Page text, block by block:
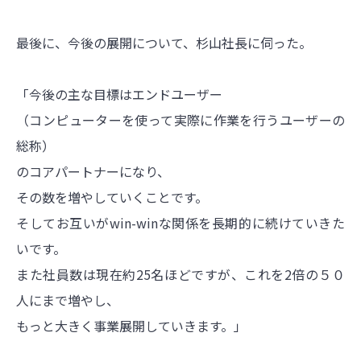
最後に、今後の展開について、杉山社長に伺った。
「今後の主な目標はエンドユーザー
（コンピューターを使って実際に作業を行うユーザーの
総称）
のコアパートナーになり、
その数を増やしていくことです。
そしてお互いがwin-winな関係を長期的に続けていきた
いです。
また社員数は現在約25名ほどですが、これを2倍の５０
人にまで増やし、
もっと大きく事業展開していきます。」